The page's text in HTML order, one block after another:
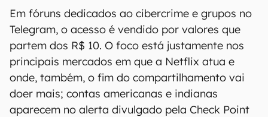
Em fóruns dedicados ao cibercrime e grupos no
Telegram, o acesso é vendido por valores que
partem dos R$ 10. O foco está justamente nos
principais mercados em que a Netflix atua e
onde, também, o fim do compartilhamento vai
doer mais; contas americanas e indianas
aparecem no alerta divulgado pela Check Point